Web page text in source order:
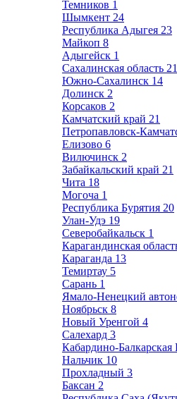
Темников 1
Шымкент 24
Республика Адыгея 23
Майкоп 8
Адыгейск 1
Сахалинская область 21
Южно-Сахалинск 14
Долинск 2
Корсаков 2
Камчатский край 21
Петропавловск-
Елизово 6
Вилючинск 2
Забайкальский край 21
Чита 18
Могоча 1
Республика Бурятия 20
Улан-Удэ 19
Северобайкальск 1
Карагандинская
Караганда 13
Темиртау 5
Сарань 1
Ямало-Ненецкий
Ноябрьск 8
Новый Уренгой 4
Салехард 3
Кабардино-Балкарская
Нальчик 10
Прохладный 3
Баксан 2